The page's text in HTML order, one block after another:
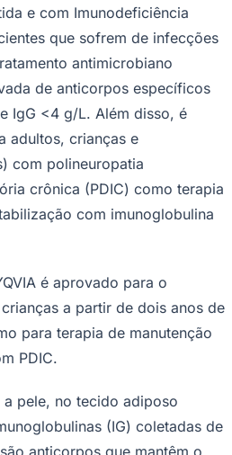
e com Imunodeficiência
que sofrem de infecções
antimicrobiano
de anticorpos específicos
IgG <4 g/L. Além disso, é
adultos, crianças e
com polineuropatia
crônica (PDIC) como terapia
com imunoglobulina
é aprovado para o
a partir de dois anos de
para terapia de manutenção
PDIC.
a pele, no tecido adiposo
(IG) coletadas de
anticorpos que mantêm o